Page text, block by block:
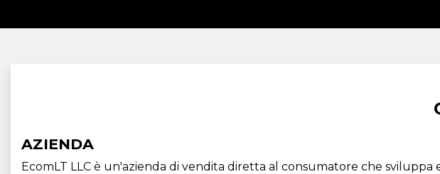
AZIENDA
EcomLT LLC è un'azienda di vendita diretta al consumatore che